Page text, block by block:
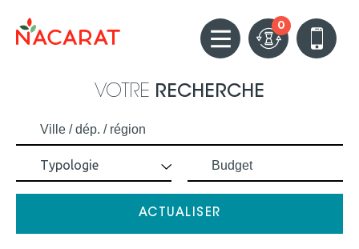
0
VOTRE RECHERCHE
Typologie